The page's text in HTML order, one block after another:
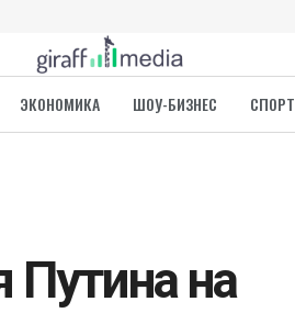
ЭКОНОМИКА ШОУ-БИЗНЕС СПОРТ
Путина на